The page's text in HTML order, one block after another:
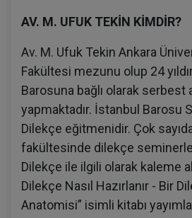
AV. M. UFUK TEKİN KİMDİR?
Av. M. Ufuk Tekin Ankara
Fakültesi mezunu olup 24
Barosuna bağlı olarak serbest
yapmaktadır. İstanbul Barosu
Dilekçe eğitmenidir. Çok
fakültesinde dilekçe
Dilekçe ile ilgili olarak kaleme
Dilekçe Nasıl Hazırlanır - Bir
Anatomisi” isimli kitabı